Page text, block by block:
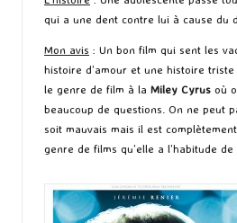
qui a une dent contre lui à cause du
Mon avis : Un bon film qui sent les
histoire d’amour et une histoire
le genre de film à la Miley Cyrus où
beaucoup de questions. On ne peut
soit mauvais mais il est
genre de films qu’elle a l’habitude